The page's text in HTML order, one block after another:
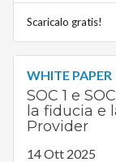
Scaricalo gratis!
WHITE PAPER
SOC 1 e
la fiducia e
Provider
14 Ott 2025